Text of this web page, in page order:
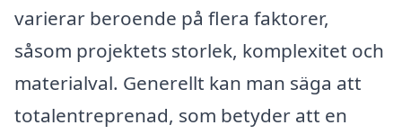
varierar beroende på flera faktorer,
såsom projektets storlek, komplexitet och
materialval. Generellt kan man säga att
totalentreprenad, som betyder att en